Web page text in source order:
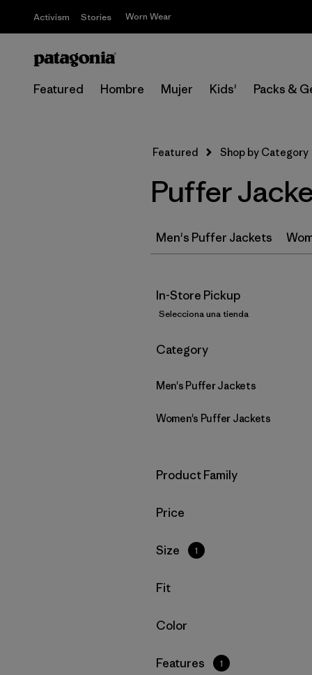
Activism Stories Worn Wear
Featured Hombre Mujer Kids' Packs &
Featured Shop by Category
Puffer
Men's Puffer Jackets
In-Store Pickup
Selecciona una tienda
Filtrar por
Category
Men's Puffer Jackets
Women's Puffer Jackets
Filtrar por
Product Family
Filtrar por
Price
Filtrar por
Size 1
Filtrar por
Fit
Filtrar por
Color
Filtrar por
Features 1